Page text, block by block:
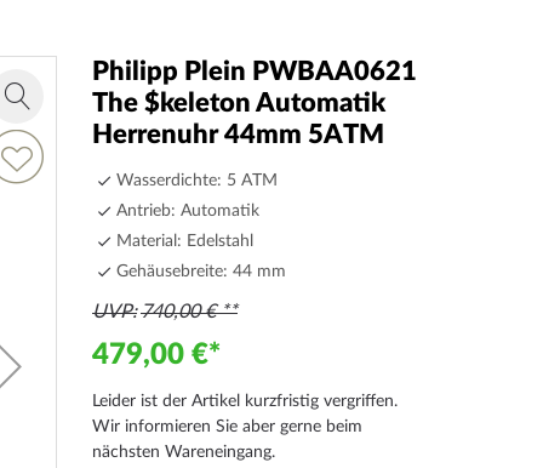
Zoom
in
Philipp Plein PWBAA0621
The $keleton Automatik
Herrenuhr 44mm 5ATM
Wasserdichte: 5 ATM
Antrieb: Automatik
Material: Edelstahl
Gehäusebreite: 44 mm
UVP 740,00 €
479,00 €
Leider ist der Artikel kurzfristig vergriffen.
Wir informieren Sie aber gerne beim
nächsten Wareneingang.